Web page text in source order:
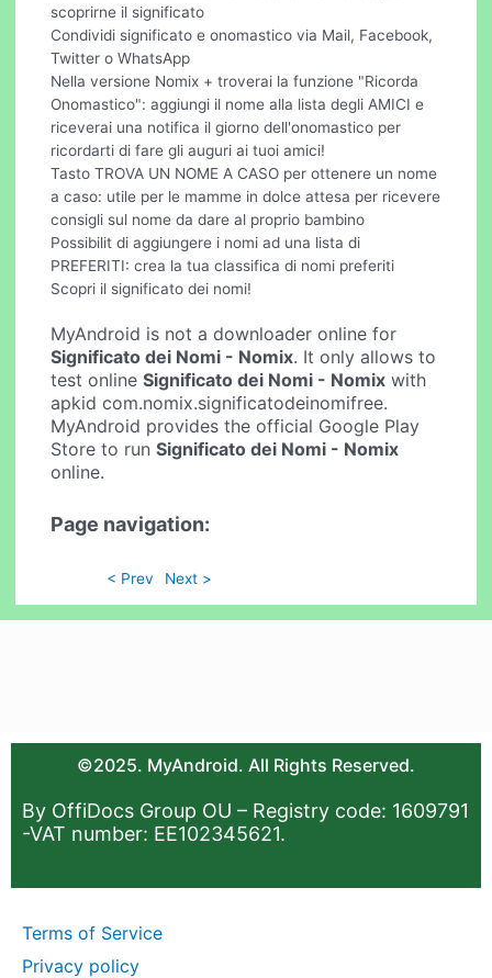
scoprirne il significato
Condividi significato e onomastico via Mail, Facebook,
Twitter o WhatsApp
Nella versione Nomix + troverai la funzione "Ricorda
Onomastico": aggiungi il nome alla lista degli AMICI e
riceverai una notifica il giorno dell'onomastico per
ricordarti di fare gli auguri ai tuoi amici!
Tasto TROVA UN NOME A CASO per ottenere un nome
a caso: utile per le mamme in dolce attesa per ricevere
consigli sul nome da dare al proprio bambino
Possibilit di aggiungere i nomi ad una lista di
PREFERITI: crea la tua classifica di nomi preferiti
Scopri il significato dei nomi!
MyAndroid is not a downloader online for
Significato dei Nomi - Nomix. It only allows to
test onlineSignificato dei Nomi - Nomix with
apkid com.nomix.significatodeinomifree.
MyAndroid provides the official Google Play
Store to runSignificato dei Nomi - Nomix
online.
Page navigation:
< Prev Next >
©2025. MyAndroid. All Rights Reserved.
By OffiDocs Group OU – Registry code: 1609791
-VAT number: EE102345621.
Terms of Service
Privacy policy